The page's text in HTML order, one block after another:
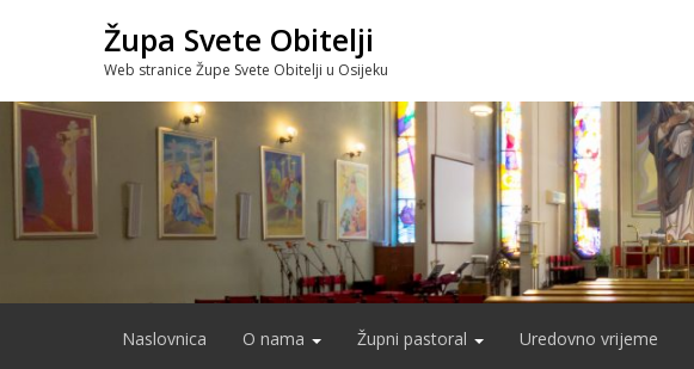
Župa Svete Obitelji
Web stranice Župe Svete Obitelji u Osijeku
Naslovnica O nama Župni pastoral Uredovno vrijeme